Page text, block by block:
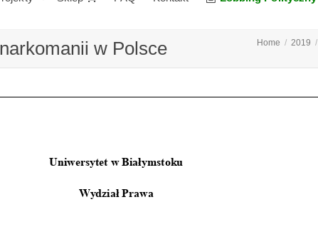
w Polsce Home 2019